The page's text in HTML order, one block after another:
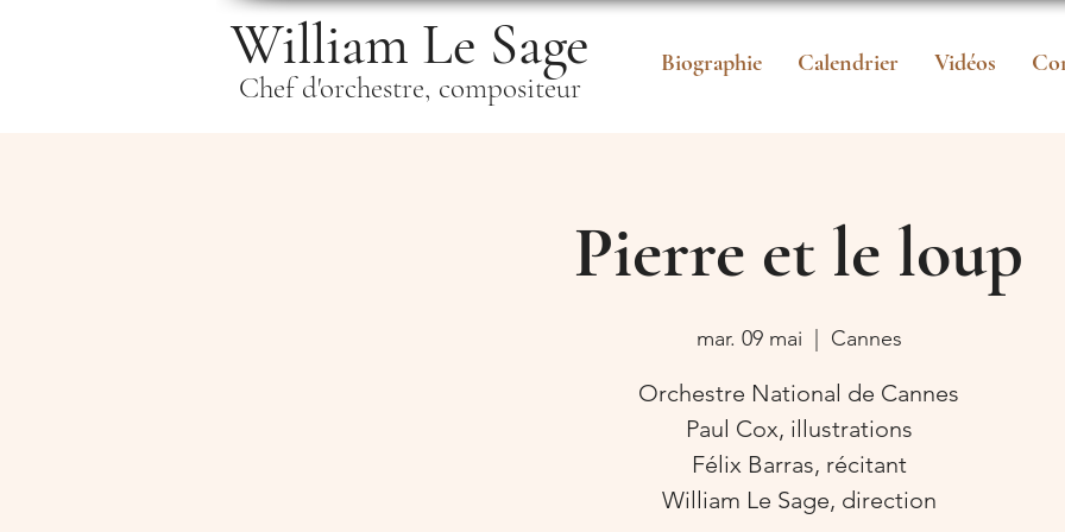
William Le Sage
Chef d'orchestre, compositeur
Biographie Calendrier Vidéos
Pierre et le loup
mar. 09 mai Cannes
Orchestre National de Cannes
Paul Cox, illustrations
Félix Barras, récitant
William Le Sage, direction